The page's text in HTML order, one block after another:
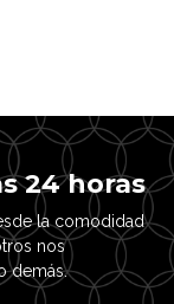
24 horas
la comodidad
nos
demás.